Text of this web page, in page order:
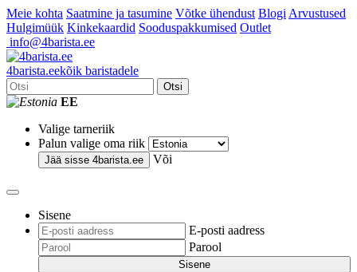
Meie kohta Saatmine ja tasumine Võtke ühendust Blogi Arvustused
Hulgimüük Kinkekaardid Sooduspakkumised Outlet
info@4barista.ee
4barista.eekõik baristadele
Otsi
EE
Valige tarneriik
Palun valige oma riik
Jää sisse 4barista.ee Või
Sisene
E-posti aadress
Parool
Sisene